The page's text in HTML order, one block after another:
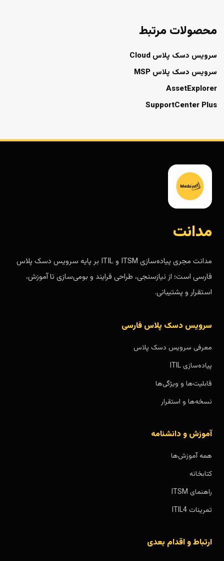
محصولات مرتبط
سرویس دسک پلاس Cloud
سرویس دسک پلاس MSP
AssetExplorer
SupportCenter Plus
مدانت
مدانت مجری پیاده‌سازی ITSM و ITIL بر پایه سرویس دسک پلاس
فارسی است؛ از نیازسنجی، طراحی فرایند و بومی‌سازی تا آموزش،
استقرار و پشتیبانی.
سرویس دسک پلاس فارسی
معرفی سرویس دسک پلاس
پیاده‌سازی ITIL
قابلیت‌ها و ویژگی‌ها
نسخه‌ها و استقرار
آموزش و دانشنامه
همه آموزش‌ها
کتابخانه
راهنمای ITSM
تمرینات ITIL4
ارتباط و اقدام بعدی